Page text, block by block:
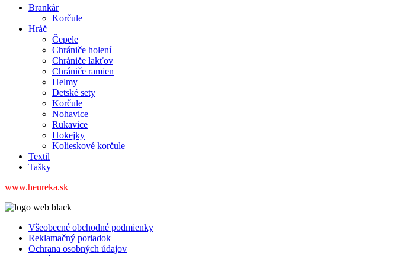
Brankár
Korčule
Hráč
Čepele
Chrániče holení
Chrániče lakťov
Chrániče ramien
Helmy
Detské sety
Korčule
Nohavice
Rukavice
Hokejky
Kolieskové korčule
Textil
Tašky
www.heureka.sk
Všeobecné obchodné podmienky
Reklamačný poriadok
Ochrana osobných údajov